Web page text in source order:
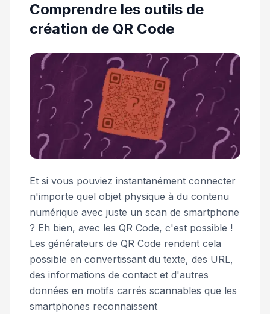
Comprendre les outils de
création de QR Code
Et si vous pouviez instantanément connecter
n'importe quel objet physique à du contenu
numérique avec juste un scan de smartphone
? Eh bien, avec les QR Code, c'est possible !
Les générateurs de QR Code rendent cela
possible en convertissant du texte, des URL,
des informations de contact et d'autres
données en motifs carrés scannables que les
smartphones reconnaissent